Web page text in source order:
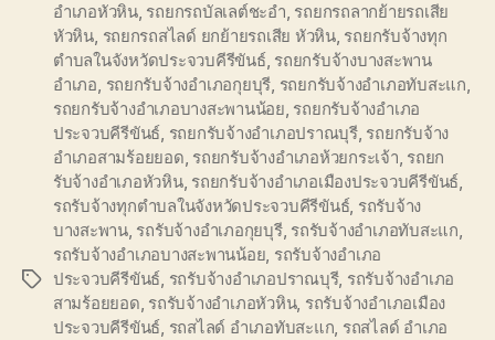
Tags
อำเภอหัวหิน, รถยกรถบัลเลต์ชะอำ, รถยกรถลากย้ายรถเสีย
หัวหิน, รถยกรถสไลด์ ยกย้ายรถเสีย หัวหิน, รถยกรับจ้างทุก
ตำบลในจังหวัดประจวบคีรีขันธ์, รถยกรับจ้างบางสะพาน
อำเภอ, รถยกรับจ้างอำเภอกุยบุรี, รถยกรับจ้างอำเภอทับสะแก,
รถยกรับจ้างอำเภอบางสะพานน้อย, รถยกรับจ้างอำเภอ
ประจวบคีรีขันธ์, รถยกรับจ้างอำเภอปราณบุรี, รถยกรับจ้าง
อำเภอสามร้อยยอด, รถยกรับจ้างอำเภอห้วยกระเจ้า, รถยก
รับจ้างอำเภอหัวหิน, รถยกรับจ้างอำเภอเมืองประจวบคีรีขันธ์,
รถรับจ้างทุกตำบลในจังหวัดประจวบคีรีขันธ์, รถรับจ้าง
บางสะพาน, รถรับจ้างอำเภอกุยบุรี, รถรับจ้างอำเภอทับสะแก,
รถรับจ้างอำเภอบางสะพานน้อย, รถรับจ้างอำเภอ
ประจวบคีรีขันธ์, รถรับจ้างอำเภอปราณบุรี, รถรับจ้างอำเภอ
สามร้อยยอด, รถรับจ้างอำเภอหัวหิน, รถรับจ้างอำเภอเมือง
ประจวบคีรีขันธ์, รถสไลด์ อำเภอทับสะแก, รถสไลด์ อำเภอ